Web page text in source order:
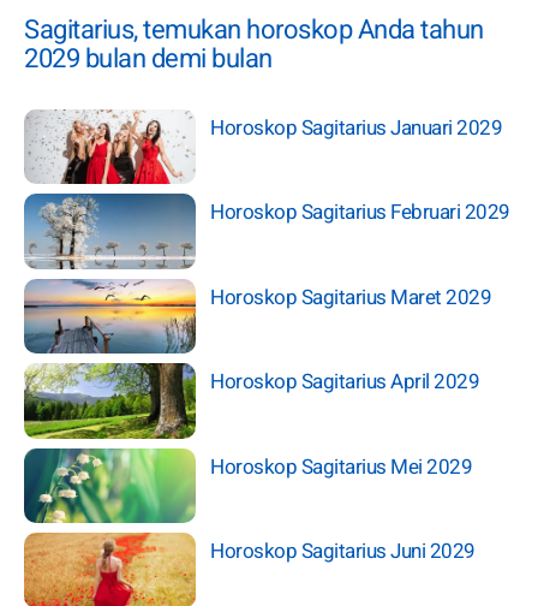
Sagitarius, temukan horoskop Anda tahun
2029 bulan demi bulan
Horoskop Sagitarius Januari 2029
Horoskop Sagitarius Februari 2029
Horoskop Sagitarius Maret 2029
Horoskop Sagitarius April 2029
Horoskop Sagitarius Mei 2029
Horoskop Sagitarius Juni 2029